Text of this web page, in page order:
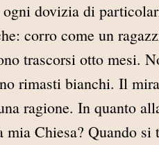
dovizia di
corro come un
trascorsi otto mesi.
rimasti bianchi. Il
ragione. In quanto
mia Chiesa? Quando